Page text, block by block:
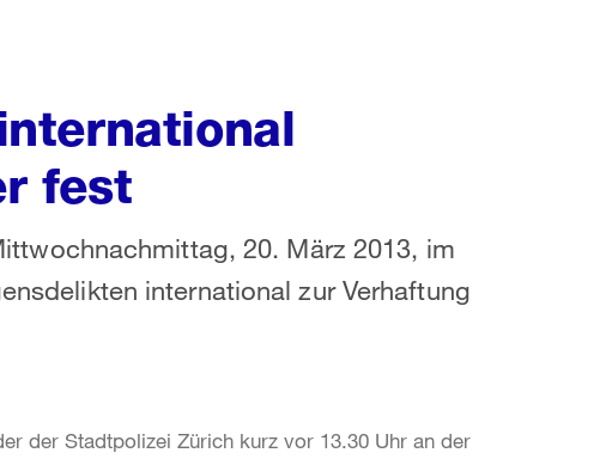
fest
20. März 2013, im
international zur Verhaftung
der Stadtpolizei Zürich kurz vor 13.30 Uhr an der